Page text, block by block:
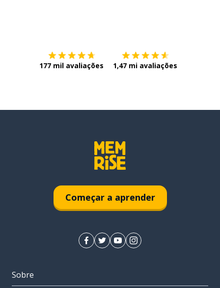
177 mil avaliações 1,47 mi avaliações
Começar a aprender
Sobre